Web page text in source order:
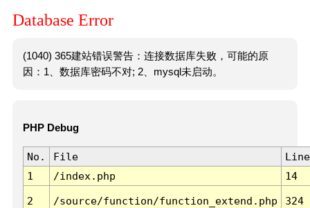
Database Error
(1040) 365建站错误警告：连接数据库失败，可能的原
因：1、数据库密码不对; 2、mysql未启动。
PHP Debug
No. File
Line
1
/index.php 14
2 /source/function/function_extend.php 324